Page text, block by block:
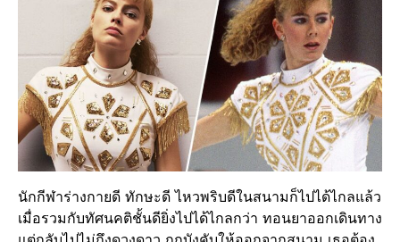
นักกีฬาร่างกายดี ทักษะดี ไหวพริบดีในสนามก็ไปได้ไกลแล้ว
เมื่อรวมกับทัศนคติชั้นดียิ่งไปได้ไกลกว่า ทอนยาออกเดินทาง